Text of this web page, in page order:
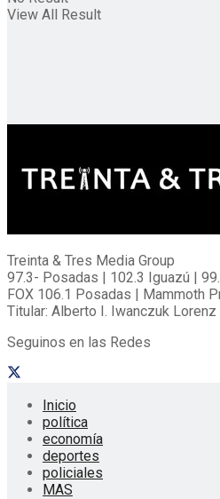
View All Result
Treinta & Tres Media Group
97.3- Posadas | 102.3 Iguazú |
FOX 106.1 Posadas | Mammoth
Titular: Alberto I. Iwanczuk Lorenz
Seguinos en las Redes
Inicio
política
economía
deportes
policiales
MAS